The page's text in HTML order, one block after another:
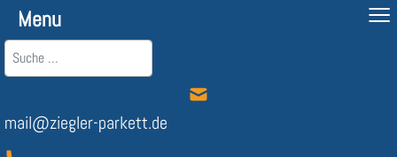
Suchen
mail@ziegler-parkett.de
Menu ≡